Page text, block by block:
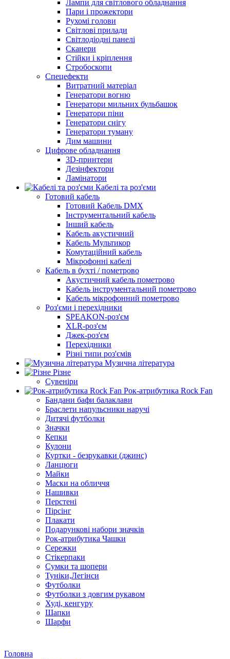
Лампи для світлового обладнання
Пари і прожектори
Рухомі голови
Світлові прилади
Світлодіодні панелі
Сканери
Стійки і кріплення
Стробоскопи
Спецефекти
Витратний матеріал
Генератори вогню
Генератори мильних бульбашок
Генератори піни
Генератори снігу
Генератори туману
Дим машини
Цифрове обладнання
3D-принтери
Дезінфектори
Ламінатори
Кабелі та роз'єми
Готовий кабель
Готовий Кабель DMX
Інструментальний кабель
Інший кабель
Кабель акустичний
Кабель Мультикор
Комутаційний кабель
Мікрофонні кабелі
Кабель в бухті / пометрово
Акустичний кабель пометрово
Кабель інструментальний пометрово
Кабель мікрофонний пометрово
Роз'єми і перехідники
SPEAKON-роз'єм
XLR-роз'єм
Джек-роз'єм
Перехідники
Різні типи роз'ємів
Музична література
Різне
Сувеніри
Рок-атрибутика Rock Fan
Бандани бафи балаклави
Браслети напульсники наручі
Дитячі футболки
Значки
Кепки
Кулони
Куртки - безрукавки (джинс)
Ланцюги
Майки
Маски на обличчя
Нашивки
Перстені
Пірсінг
Плакати
Подарункові набори значків
Рок-атрибутика Чашки
Сережки
Стікерпаки
Сумки та шопери
Туніки,Легінси
Футболки
Футболки з довгим рукавом
Худі, кенгуру
Шапки
Шарфи
Головна